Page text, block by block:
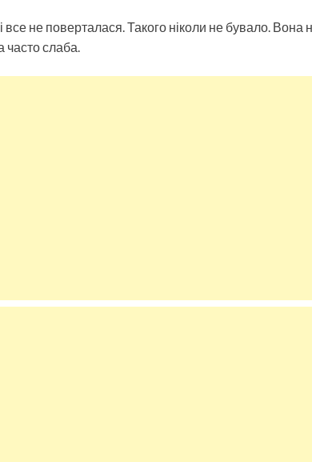
не поверталася. Такого ніколи не бувало. Вона
часто слаба.